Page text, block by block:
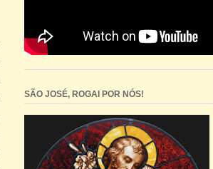
SÃO JOSÉ, ROGAI POR NÓS!